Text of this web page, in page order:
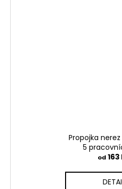
Propojka
5
od 163